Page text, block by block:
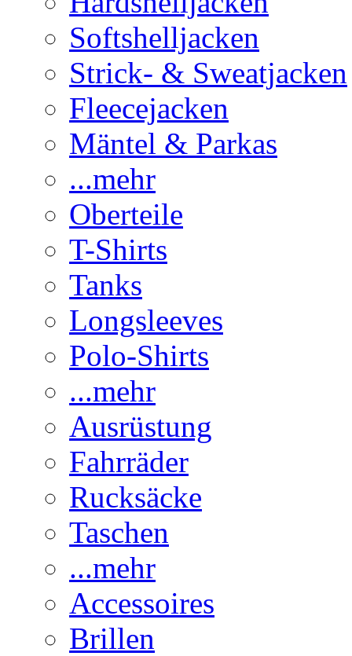
Softshelljacken
Strick- & Sweatjacken
Fleecejacken
Mäntel & Parkas
...mehr
Oberteile
T-Shirts
Tanks
Longsleeves
Polo-Shirts
...mehr
Ausrüstung
Fahrräder
Rucksäcke
Taschen
...mehr
Accessoires
Brillen